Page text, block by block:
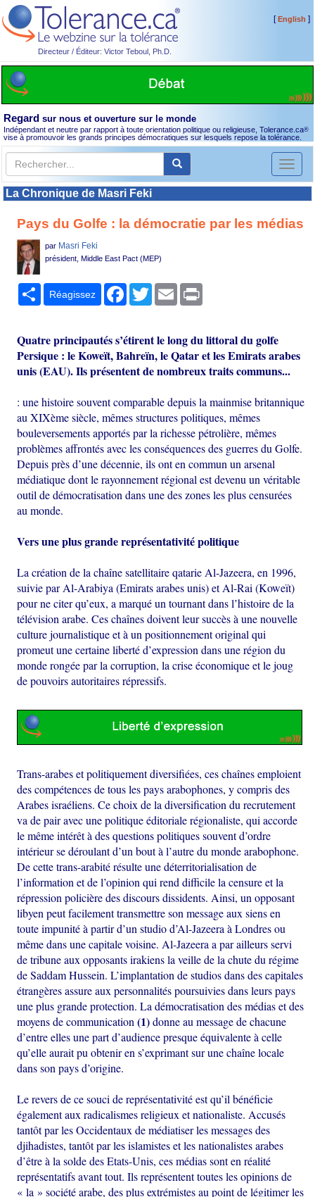
Directeur / Éditeur: Victor Teboul, Ph.D.
[English ]
Regard sur nous et ouverture sur le monde
Indépendant et neutre par rapport à toute orientation politique ou religieuse, Tolerance.ca®
vise à promouvoir les grands principes démocratiques sur lesquels repose la tolérance.
Toggle
La Chronique de Masri Feki
Pays du Golfe : la démocratie par les médias
par Masri Feki
président, Middle East Pact (MEP)
Partager
Réagissez Facebook
TwitterEmail
Quatre principautés s’étirent le long du littoral du golfe
Persique : le Koweït, Bahreïn, le Qatar et les Emirats arabes
unis (EAU). Ils présentent de nombreux traits communs...
: une histoire souvent comparable depuis la mainmise britannique
au XIXème siècle, mêmes structures politiques, mêmes
bouleversements apportés par la richesse pétrolière, mêmes
problèmes affrontés avec les conséquences des guerres du Golfe.
Depuis près d’une décennie, ils ont en commun un arsenal
médiatique dont le rayonnement régional est devenu un véritable
outil de démocratisation dans une des zones les plus censurées
au monde.
Vers une plus grande représentativité politique
La création de la chaîne satellitaire qatarie Al-Jazeera, en 1996,
suivie par Al-Arabiya (Emirats arabes unis) et Al-Rai (Koweït)
pour ne citer qu’eux, a marqué un tournant dans l’histoire de la
télévision arabe. Ces chaînes doivent leur succès à une nouvelle
culture journalistique et à un positionnement original qui
promeut une certaine liberté d’expression dans une région du
monde rongée par la corruption, la crise économique et le joug
de pouvoirs autoritaires répressifs.
Trans-arabes et politiquement diversifiées, ces chaînes emploient
des compétences de tous les pays arabophones, y compris des
Arabes israéliens. Ce choix de la diversification du recrutement
va de pair avec une politique éditoriale régionaliste, qui accorde
le même intérêt à des questions politiques souvent d’ordre
intérieur se déroulant d’un bout à l’autre du monde arabophone.
De cette trans-arabité résulte une déterritorialisation de
l’information et de l’opinion qui rend difficile la censure et la
répression policière des discours dissidents. Ainsi, un opposant
libyen peut facilement transmettre son message aux siens en
toute impunité à partir d’un studio d’Al-Jazeera à Londres ou
même dans une capitale voisine. Al-Jazeera a par ailleurs servi
de tribune aux opposants irakiens la veille de la chute du régime
de Saddam Hussein. L’implantation de studios dans des capitales
étrangères assure aux personnalités poursuivies dans leurs pays
une plus grande protection. La démocratisation des médias et des
moyens de communication(1)donne au message de chacune
d’entre elles une part d’audience presque équivalente à celle
qu’elle aurait pu obtenir en s’exprimant sur une chaîne locale
dans son pays d’origine.
Le revers de ce souci de représentativité est qu’il bénéficie
également aux radicalismes religieux et nationaliste. Accusés
tantôt par les Occidentaux de médiatiser les messages des
djihadistes, tantôt par les islamistes et les nationalistes arabes
d’être à la solde des Etats-Unis, ces médias sont en réalité
représentatifs avant tout. Ils représentent toutes les opinions de
« la » société arabe, des plus extrémistes au point de légitimer les